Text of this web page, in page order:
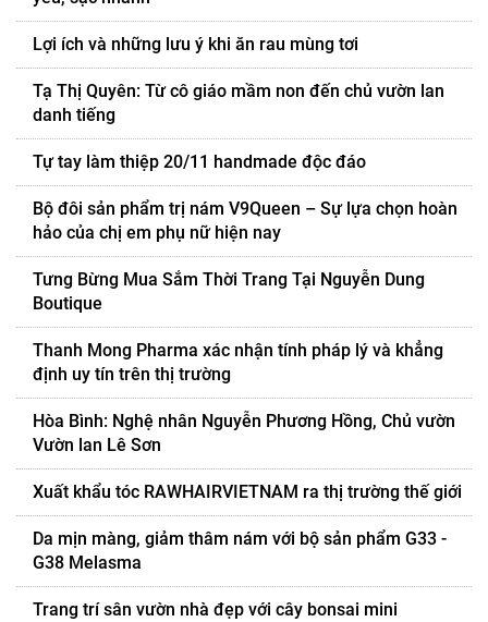
Lợi ích và những lưu ý khi ăn rau mùng tơi
Tạ Thị Quyên: Từ cô giáo mầm non đến chủ vườn lan
danh tiếng
Tự tay làm thiệp 20/11 handmade độc đáo
Bộ đôi sản phẩm trị nám V9Queen – Sự lựa chọn hoàn
hảo của chị em phụ nữ hiện nay
Tưng Bừng Mua Sắm Thời Trang Tại Nguyễn Dung
Boutique
Thanh Mong Pharma xác nhận tính pháp lý và khẳng
định uy tín trên thị trường
Hòa Bình: Nghệ nhân Nguyễn Phương Hồng, Chủ vườn
Vườn lan Lê Sơn
Xuất khẩu tóc RAWHAIRVIETNAM ra thị trường thế giới
Da mịn màng, giảm thâm nám với bộ sản phẩm G33 -
G38 Melasma
Trang trí sân vườn nhà đẹp với cây bonsai mini